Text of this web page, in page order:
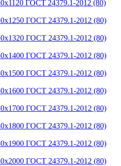
ГОСТ 24379.1-2012 (80)
ГОСТ 24379.1-2012 (80)
ГОСТ 24379.1-2012 (80)
ГОСТ 24379.1-2012 (80)
ГОСТ 24379.1-2012 (80)
ГОСТ 24379.1-2012 (80)
ГОСТ 24379.1-2012 (80)
ГОСТ 24379.1-2012 (80)
ГОСТ 24379.1-2012 (80)
ГОСТ 24379.1-2012 (80)